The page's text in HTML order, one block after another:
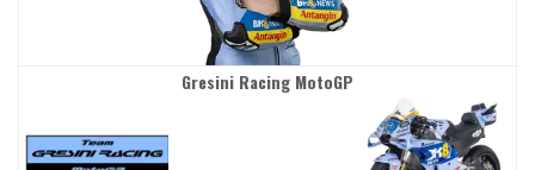
Gresini Racing MotoGP